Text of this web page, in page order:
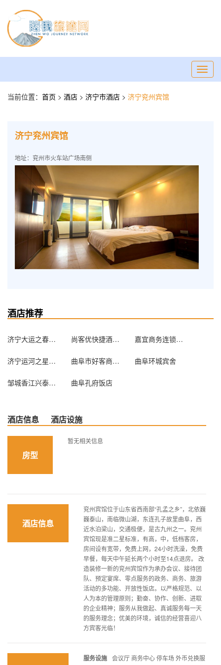
当前位置： 首页 > 酒店 > 济宁市酒店 > 济宁兖州宾馆
济宁兖州宾馆
地址：兖州市火车站广场南侧
酒店推荐
济宁大运之春酒店（赛宝店） 尚客优快捷酒店济宁嘉祥店 嘉宜商务连锁酒店（济宁红星店）
济宁运河之星酒店 曲阜市好客商务宾馆 曲阜环城宾舍
邹城香江兴泰商务酒店 曲阜孔府饭店
酒店信息 酒店设施
房型
暂无相关信息
酒店信息
兖州宾馆位于山东省西南部“孔孟之乡”，北依巍
巍泰山，南临微山湖，东连孔子故里曲阜，西
近水泊梁山，交通极便，是古九州之一。兖州
宾馆现是准二星标准，有高，中，低档客房，
房间设有宽带，免费上网，24小时洗澡，免费
早餐，每天中午延长两个小时至14点退房。 改
造装修一新的兖州宾馆作为承办会议、接待团
队、预定宴席、零点服务的政务、商务、旅游
活动的多功能、开放性饭店。以严格规范、以
人为本的管理原则；勤奋、协作、创新、进取
的企业精神；服务从我做起、真诚服务每一天
的服务理念；优美的环境，诚信的经营喜迎八
方宾客光临！
服务设施 会议厅 商务中心 停车场 外币兑换服